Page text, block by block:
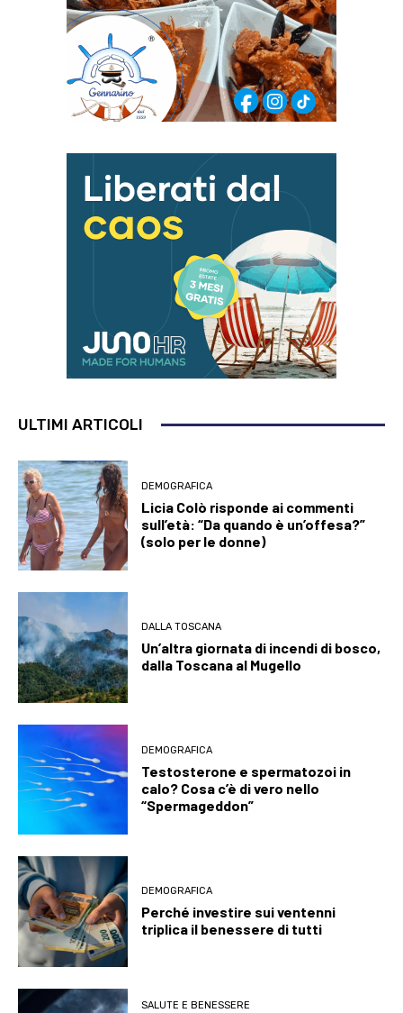
ULTIMI ARTICOLI
DEMOGRAFICA
Licia Colò risponde ai commenti
sull’età: “Da quando è un’offesa?”
(solo per le donne)
DALLA TOSCANA
Un’altra giornata di incendi di bosco,
dalla Toscana al Mugello
DEMOGRAFICA
Testosterone e spermatozoi in
calo? Cosa c’è di vero nello
“Spermageddon”
DEMOGRAFICA
Perché investire sui ventenni
triplica il benessere di tutti
SALUTE E BENESSERE